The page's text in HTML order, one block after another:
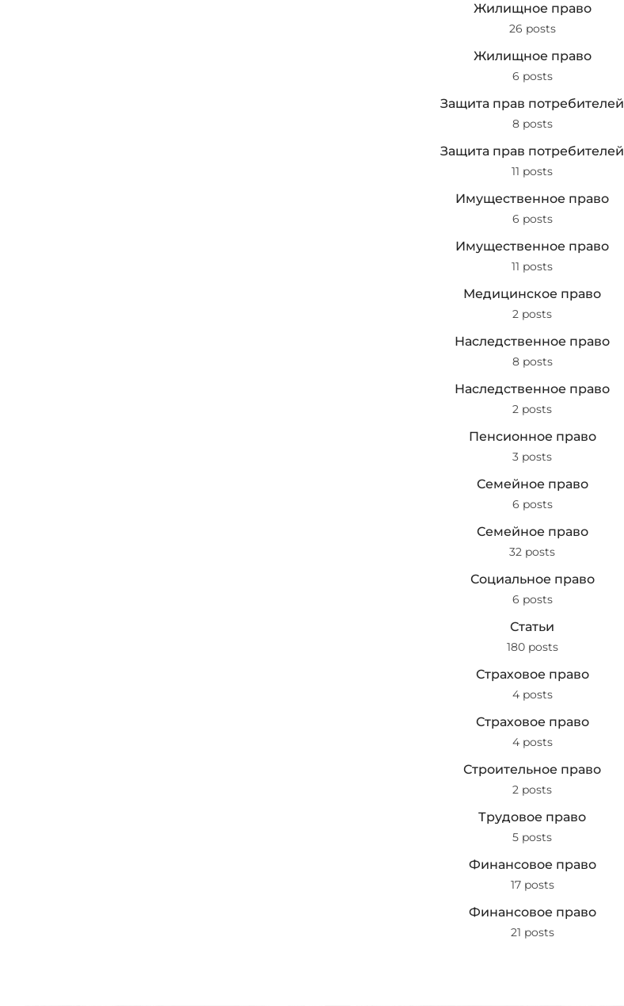
Жилищное право
26 posts
Жилищное право
6 posts
Защита прав потребителей
8 posts
Защита прав потребителей
11 posts
Имущественное право
6 posts
Имущественное право
11 posts
Медицинское право
2 posts
Наследственное право
8 posts
Наследственное право
2 posts
Пенсионное право
3 posts
Семейное право
6 posts
Семейное право
32 posts
Социальное право
6 posts
Статьи
180 posts
Страховое право
4 posts
Страховое право
4 posts
Строительное право
2 posts
Трудовое право
5 posts
Финансовое право
17 posts
Финансовое право
21 posts